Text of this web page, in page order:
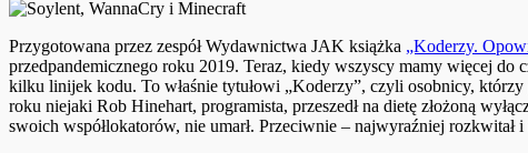
Przygotowana przez zespół Wydawnictwa JAK książka „Koderzy.
przedpandemicznego roku 2019. Teraz, kiedy wszyscy mamy więcej
kilku linijek kodu. To właśnie tytułowi „Koderzy”, czyli osobnicy,
roku niejaki Rob Hinehart, programista, przeszedł na dietę złożoną
swoich współlokatorów, nie umarł. Przeciwnie – najwyraźniej rozkwitał i